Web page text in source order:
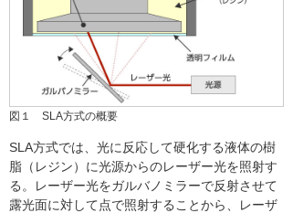
図１ SLA方式の概要
SLA方式では、光に反応して硬化する液体の樹
脂（レジン）に光源からのレーザー光を照射す
る。レーザー光をガルバノミラーで反射させて
露光面に対して点で照射することから、レーザ